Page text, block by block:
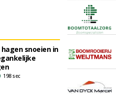
snoeien in
198 sec